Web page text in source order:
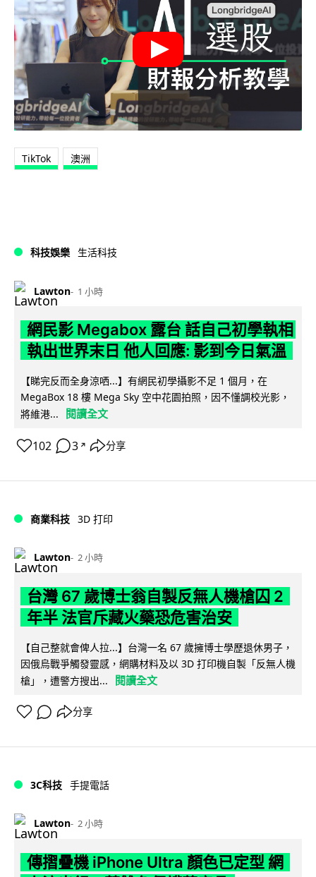
TikTok 澳洲
科技娛樂 生活科技
Lawton 1 小時
網民影 Megabox 露台 話自己初學執相
執出世界末日 他人回應: 影到今日氣溫
【睇完反而全身涼哂...】有網民初學攝影不足 1 個月，在
MegaBox 18 樓 Mega Sky 空中花園拍照，因不懂調校光影，
將維港...
閱讀全文
102 3 ↗ 分享
商業科技 3D 打印
Lawton 2 小時
台灣 67 歲博士翁自製反無人機槍囚 2
年半 法官斥藏火藥恐危害治安
【自己整就會俾人拉...】台灣一名 67 歲擁博士學歷退休男子，
因俄烏戰爭觸發靈感，網購材料及以 3D 打印機自製「反無人機
槍」，遭警方搜出...
閱讀全文
分享
3C科技 手提電話
Lawton 2 小時
傳摺疊機 iPhone Ultra 顏色已定型 網